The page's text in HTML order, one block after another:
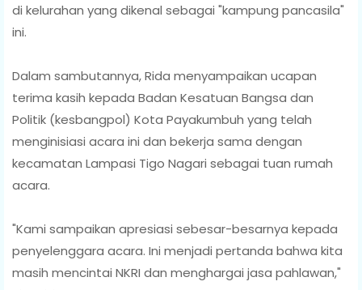
di kelurahan yang dikenal sebagai "kampung pancasila"
ini.
Dalam sambutannya, Rida menyampaikan ucapan
terima kasih kepada Badan Kesatuan Bangsa dan
Politik (kesbangpol) Kota Payakumbuh yang telah
menginisiasi acara ini dan bekerja sama dengan
kecamatan Lampasi Tigo Nagari sebagai tuan rumah
acara.
"Kami sampaikan apresiasi sebesar-besarnya kepada
penyelenggara acara. Ini menjadi pertanda bahwa kita
masih mencintai NKRI dan menghargai jasa pahlawan,"